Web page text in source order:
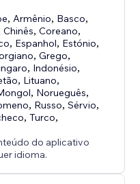
, Armênio, Basco,
Chinês,Coreano,
, Espanhol, Estónio,
,Grego,
, Indonésio,
, Lituano,
, Norueguês,
, Russo,Sérvio,
,Turco,
do aplicativo
idioma.